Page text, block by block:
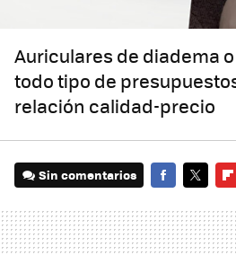
Auriculares de diadema
todo tipo de
relación calidad-precio
Sin comentarios